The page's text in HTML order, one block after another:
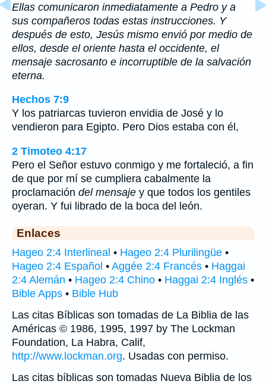
Ellas comunicaron inmediatamente a Pedro y a
sus compañeros todas estas instrucciones. Y
después de esto, Jesús mismo envió por medio de
ellos, desde el oriente hasta el occidente, el
mensaje sacrosanto e incorruptible de la salvación
eterna.
Hechos 7:9
Y los patriarcas tuvieron envidia de José y lo
vendieron para Egipto. Pero Dios estaba con él,
2 Timoteo 4:17
Pero el Señor estuvo conmigo y me fortaleció, a fin
de que por mí se cumpliera cabalmente la
proclamación del mensaje y que todos los gentiles
oyeran. Y fui librado de la boca del león.
Enlaces
Hageo 2:4 Interlineal • Hageo 2:4 Plurilingüe •
Hageo 2:4 Español • Aggée 2:4 Francés • Haggai
2:4 Alemán • Hageo 2:4 Chino • Haggai 2:4 Inglés •
Bible Apps • Bible Hub
Las citas Bíblicas son tomadas de La Biblia de las
Américas © 1986, 1995, 1997 by The Lockman
Foundation, La Habra, Calif,
http://www.lockman.org. Usadas con permiso.
Las citas bíblicas son tomadas Nueva Biblia de los